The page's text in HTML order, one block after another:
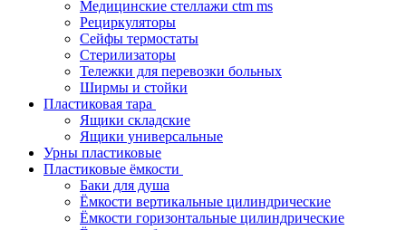
Медицинские стеллажи ctm ms
Рециркуляторы
Сейфы термостаты
Стерилизаторы
Тележки для перевозки больных
Ширмы и стойки
Пластиковая тара
Ящики складские
Ящики универсальные
Урны пластиковые
Пластиковые ёмкости
Баки для душа
Ёмкости вертикальные цилиндрические
Ёмкости горизонтальные цилиндрические